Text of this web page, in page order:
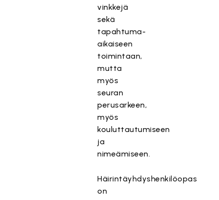
vinkkejä
sekä
tapahtuma-
aikaiseen
toimintaan,
mutta
myös
seuran
perusarkeen,
myös
kouluttautumiseen
ja
nimeämiseen.
Häirintäyhdyshenkilöopas
on